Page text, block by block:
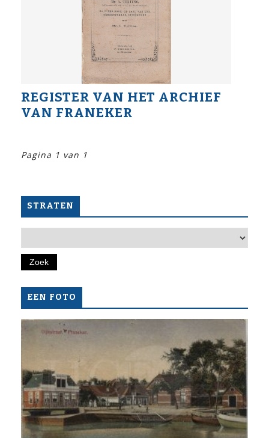
REGISTER VAN HET ARCHIEF
VAN FRANEKER
Pagina 1 van 1
STRATEN
EEN FOTO